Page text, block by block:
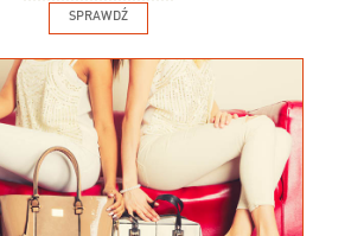
SPRAWDŹ